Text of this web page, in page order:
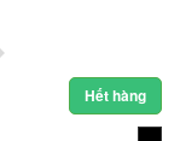
Hết hàng